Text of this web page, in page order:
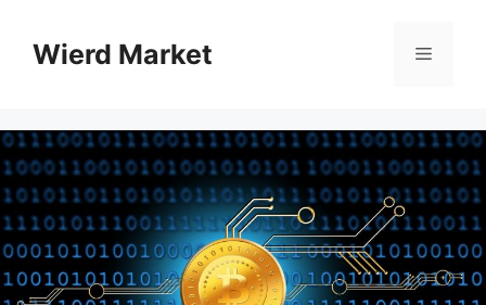
treściWierd Market Menu